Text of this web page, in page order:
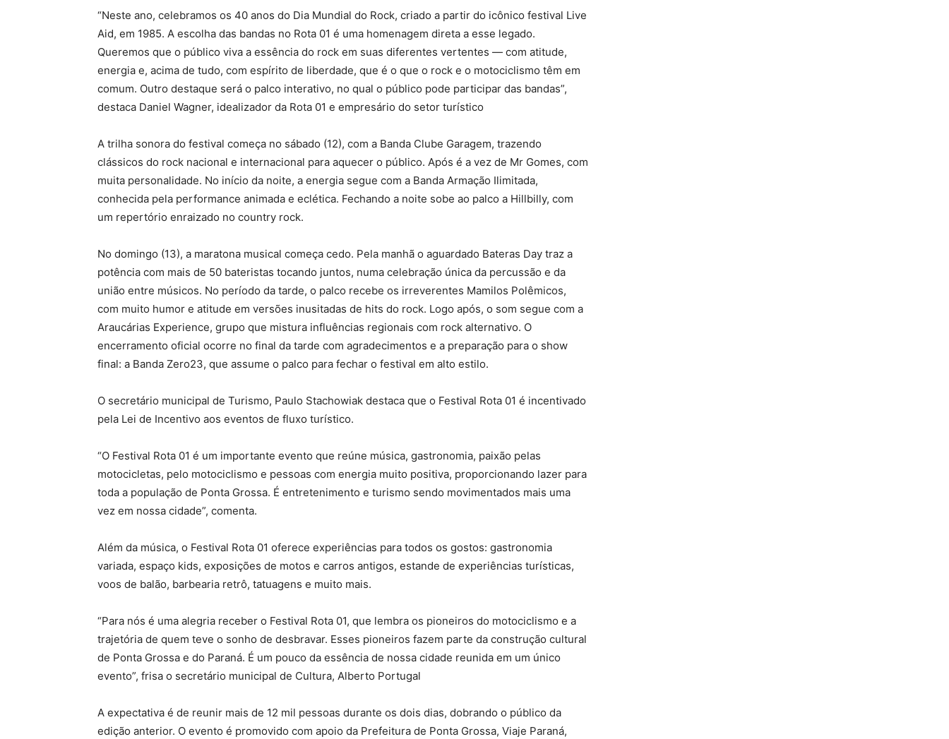
“Neste ano, celebramos os 40 anos do Dia Mundial do Rock, criado a partir do icônico festival Live
Aid, em 1985. A escolha das bandas no Rota 01 é uma homenagem direta a esse legado.
Queremos que o público viva a essência do rock em suas diferentes vertentes — com atitude,
energia e, acima de tudo, com espírito de liberdade, que é o que o rock e o motociclismo têm em
comum. Outro destaque será o palco interativo, no qual o público pode participar das bandas”,
destaca Daniel Wagner, idealizador da Rota 01 e empresário do setor turístico
A trilha sonora do festival começa no sábado (12), com a Banda Clube Garagem, trazendo
clássicos do rock nacional e internacional para aquecer o público. Após é a vez de Mr Gomes, com
muita personalidade. No início da noite, a energia segue com a Banda Armação Ilimitada,
conhecida pela performance animada e eclética. Fechando a noite sobe ao palco a Hillbilly, com
um repertório enraizado no country rock.
No domingo (13), a maratona musical começa cedo. Pela manhã o aguardado Bateras Day traz a
potência com mais de 50 bateristas tocando juntos, numa celebração única da percussão e da
união entre músicos. No período da tarde, o palco recebe os irreverentes Mamilos Polêmicos,
com muito humor e atitude em versões inusitadas de hits do rock. Logo após, o som segue com a
Araucárias Experience, grupo que mistura influências regionais com rock alternativo. O
encerramento oficial ocorre no final da tarde com agradecimentos e a preparação para o show
final: a Banda Zero23, que assume o palco para fechar o festival em alto estilo.
O secretário municipal de Turismo, Paulo Stachowiak destaca que o Festival Rota 01 é incentivado
pela Lei de Incentivo aos eventos de fluxo turístico.
“O Festival Rota 01 é um importante evento que reúne música, gastronomia, paixão pelas
motocicletas, pelo motociclismo e pessoas com energia muito positiva, proporcionando lazer para
toda a população de Ponta Grossa. É entretenimento e turismo sendo movimentados mais uma
vez em nossa cidade”, comenta.
Além da música, o Festival Rota 01 oferece experiências para todos os gostos: gastronomia
variada, espaço kids, exposições de motos e carros antigos, estande de experiências turísticas,
voos de balão, barbearia retrô, tatuagens e muito mais.
“Para nós é uma alegria receber o Festival Rota 01, que lembra os pioneiros do motociclismo e a
trajetória de quem teve o sonho de desbravar. Esses pioneiros fazem parte da construção cultural
de Ponta Grossa e do Paraná. É um pouco da essência de nossa cidade reunida em um único
evento”, frisa o secretário municipal de Cultura, Alberto Portugal
A expectativa é de reunir mais de 12 mil pessoas durante os dois dias, dobrando o público da
edição anterior. O evento é promovido com apoio da Prefeitura de Ponta Grossa, Viaje Paraná,